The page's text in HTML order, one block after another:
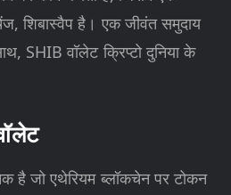
शिबास्वैप है। एक जीवंत समुदाय
SHIB वॉलेट क्रिप्टो दुनिया के
है जो एथेरियम ब्लॉकचेन पर टोकन